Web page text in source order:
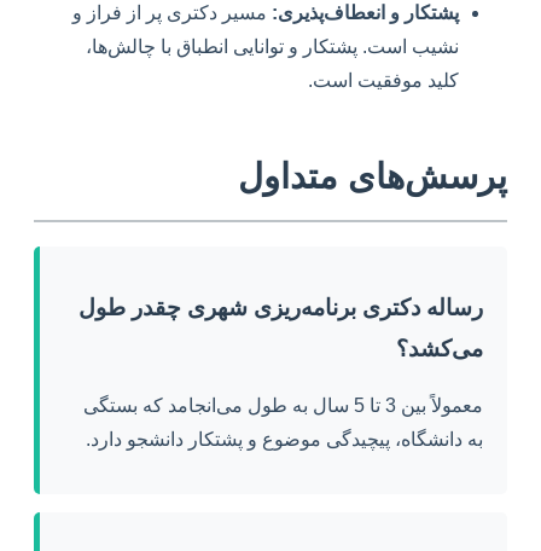
پشتکار و انعطاف‌پذیری: مسیر دکتری پر از فراز و
نشیب است. پشتکار و توانایی انطباق با چالش‌ها،
کلید موفقیت است.
پرسش‌های متداول
رساله دکتری برنامه‌ریزی شهری چقدر طول
می‌کشد؟
معمولاً بین 3 تا 5 سال به طول می‌انجامد که بستگی
به دانشگاه، پیچیدگی موضوع و پشتکار دانشجو دارد.